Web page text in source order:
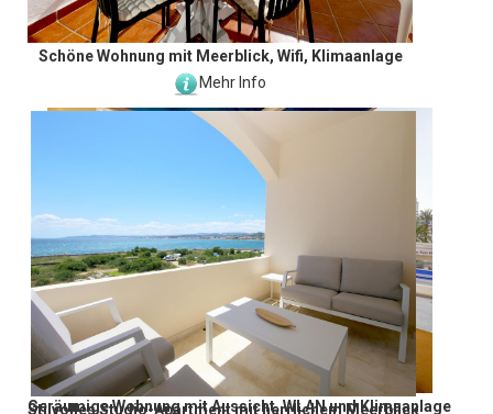
Schöne Wohnung mit Meerblick, Wifi, Klimaanlage
Mehr Info
Geräumige Wohnung mit Aussicht, WLAN und Klimaanlage
Stilvolles Studio-Apartment mit herrlichem Meerblick